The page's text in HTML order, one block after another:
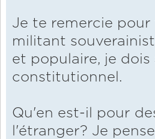
Je te remercie
militant
et populaire, je
constitutionnel.
Qu'en est-il pour
l'étranger? Je